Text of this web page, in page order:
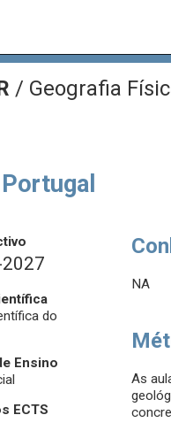
/ Geografia
do
Ensino
ECTS
NA
As